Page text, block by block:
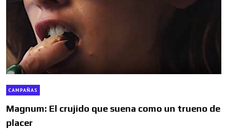
CAMPAÑAS
Magnum: El crujido que suena como un trueno de
placer